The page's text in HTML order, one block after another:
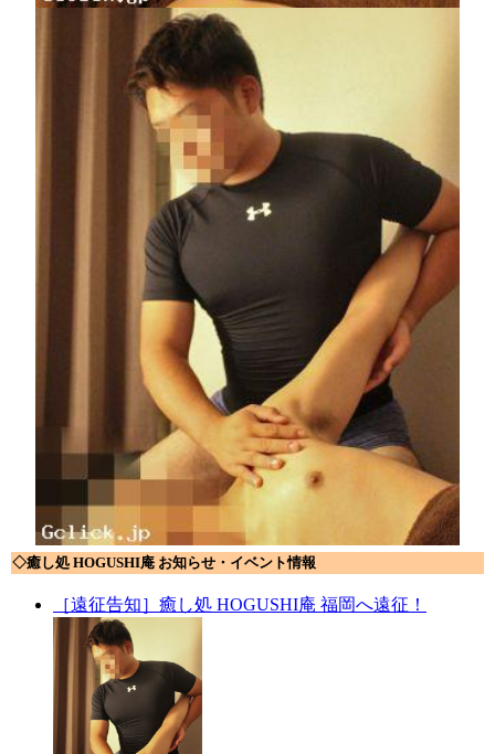
◇癒し処 HOGUSHI庵 お知らせ・イベント情報
［遠征告知］癒し処 HOGUSHI庵 福岡へ遠征！